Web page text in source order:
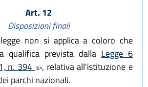
Art. 12
Disposizioni finali
non si applica a coloro che
qualifica prevista dalla Legge 6
n. 394
, relativa all'istituzione e
parchi nazionali.